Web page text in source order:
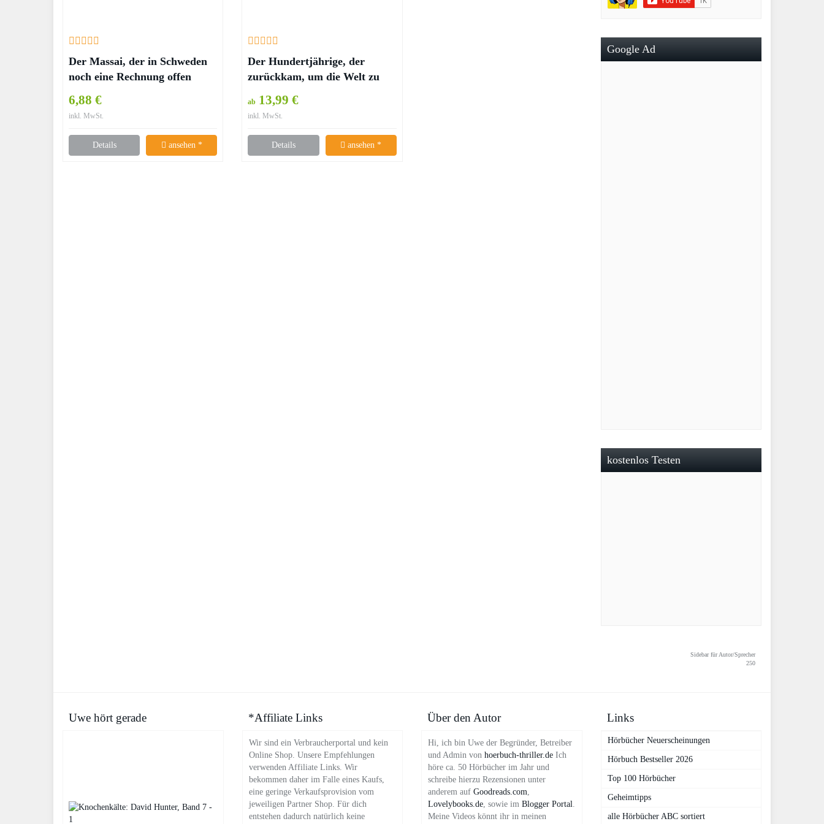
Der Massai, der in Schweden
noch eine Rechnung offen
6,88 €
inkl. MwSt.
Details ansehen *
Der Hundertjährige, der
zurückkam, um die Welt zu
ab 13,99 €
inkl. MwSt.
Details ansehen *
Google Ad
kostenlos Testen
Sidebar für Autor/Sprecher
250
Uwe hört gerade *Affiliate Links
Wir sind ein Verbraucherportal und kein
Online Shop. Unsere Empfehlungen
verwenden Affiliate Links. Wir
bekommen daher im Falle eines Kaufs,
eine geringe Verkaufsprovision vom
jeweiligen Partner Shop. Für dich
entstehen dadurch natürlich keine
Über den Autor
Hi, ich bin Uwe der Begründer, Betreiber
und Admin von hoerbuch-thriller.de Ich
höre ca. 50 Hörbücher im Jahr und
schreibe hierzu Rezensionen unter
anderem auf Goodreads.com,
Lovelybooks.de, sowie im Blogger Portal.
Meine Videos könnt ihr in meinen
Links
Hörbücher Neuerscheinungen
Hörbuch Bestseller 2026
Top 100 Hörbücher
Geheimtipps
alle Hörbücher ABC sortiert